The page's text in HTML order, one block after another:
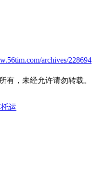
archives/228694
有，未经允许请勿转载。
运